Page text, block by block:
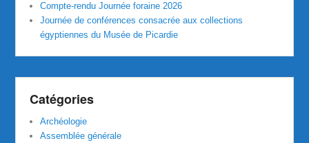
Compte-rendu Journée foraine 2026
Journée de conférences consacrée aux collections
égyptiennes du Musée de Picardie
Catégories
Archéologie
Assemblée générale